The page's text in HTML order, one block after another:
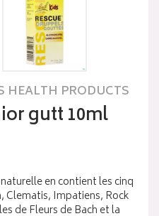
HEALTH PRODUCTS
gutt 10ml
en contient les cinq
Clematis, Impatiens, Rock
de Fleurs de Bach et la